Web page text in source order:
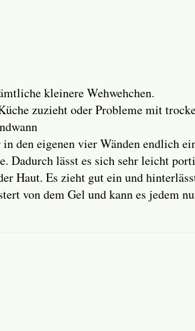
kleinere Wehwehchen.
zuzieht oder Probleme mit
den eigenen vier Wänden endlich
Dadurch lässt es sich sehr leicht
Haut. Es zieht gut ein und
von dem Gel und kann es jedem